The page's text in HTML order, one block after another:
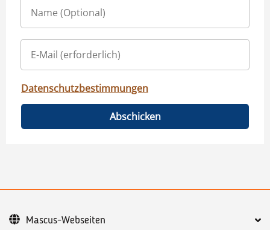
Datenschutzbestimmungen
Abschicken
Mascus-Webseiten